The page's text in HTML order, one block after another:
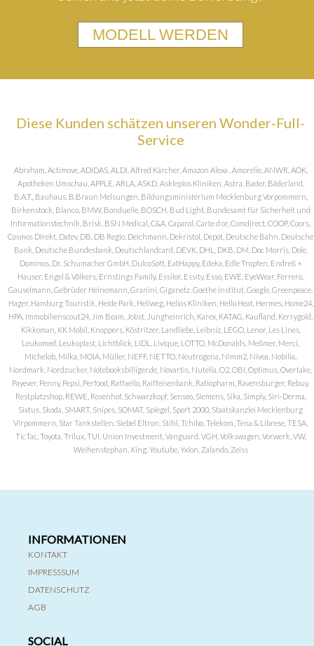
MODELL WERDEN
Diese Kunden schätzen unseren Wonder-Full-
Service
Abraham, Actimove, ADIDAS, ALDI, Alfred Kärcher, Amazon Alexa , Amorelie, ANWR, AOK,
Apotheken Umschau, APPLE, ARLA, ASKD, Asklepios Kliniken, Astra, Bader, Bäderland,
B.A.T., Bauhaus, B.Braun Melsungen, Bildungsministerium Mecklenburg Vorpommern,
Birkenstock, Blanco, BMW, Bonduelle, BOSCH, Bud Light, Bundesamt für Sicherheit und
Informationstechnik, Brisk, BSN Medical, C&A, Caparol, Carte d or, Comdirect, COOP, Coors,
Cosmos DIrekt, Datev, DB, DB Regio, Deichmann, Dekristol, Depot, Deutsche Bahn, Deutsche
Bank, Deutsche Bundesbank, Deutschlandcard, DEVK, DHL, DKB, DM, Doc Morris, Dole,
Dominos, Dr. Schumacher GmbH, DulcoSoft, EatHappy, Edeka, Edle Tropfen, Endreß +
Hauser, Engel & Völkers, Ernstings Family, Essilor, Essity, Esso, EWE, EyeWear, Ferrero,
Gauselmann, Gebrüder Heinemann, Granini, Giganetz, Goethe Institut, Google, Greenpeace,
Hager, Hamburg Touristik, Heide Park, Hellweg, Helios Kliniken, Hello Heat, Hermes, Home24,
HPA, Immobilienscout24, Jim Beam, Jobst, Jungheinrich, Karex, KATAG, Kaufland, Kerrygold,
Kikkoman, KK Mobil, Knoppers, Köstritzer, Landliebe, Leibniz, LEGO, Lenor, Les Lines,
Leukomed, Leukoplast, Lichtblick, LIDL, Livique, LOTTO, McDonalds, Meßmer, Merci,
Michelob, Milka, MOIA, Müller, NEFF, NETTO, Neutrogena, Nimm2, Nivea, Nobilia,
Nordmark, Nordzucker, Notebooksbilliger.de, Novartis, Nutella, O2, OBI, Optimus, Overtake,
Payever, Penny, Pepsi, Perfood, Raffaello, Raiffeisenbank, Ratiopharm, Ravensburger, Rebuy,
Restplatzshop, REWE, Rosenhof, Schwarzkopf, Senseo, Siemens, Sika, Simply, Siri-Derma,
Sixtus, Skoda, SMART, Snipes, SOMAT, Spiegel, Sport 2000, Staatskanzlei Mecklenburg
Virpommern, Star Tankstellen, Siebel Eltron, Stihl, Tchibo, Telekom, Tena & Librese, TESA,
TicTac, Toyota, Trilux, TUI, Union Investment, Vanguard, VGH, Volkswagen, Vorwerk, VW,
Weihenstephan, Xing, Youtube, Yxlon, Zalando, Zeiss
INFORMATIONEN
KONTAKT
IMPRESSSUM
DATENSCHUTZ
AGB
SOCIAL